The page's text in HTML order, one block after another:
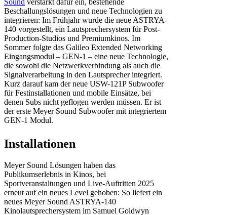
Sound verstärkt dafür ein, bestehende
Beschallungslösungen und neue Technologien zu
integrieren: Im Frühjahr wurde die neue ASTRYA-
140 vorgestellt, ein Lautsprechersystem für Post-
Production-Studios und Premiumkinos. Im
Sommer folgte das Galileo Extended Networking
Eingangsmodul – GEN-1 – eine neue Technologie,
die sowohl die Netzwerkverbindung als auch die
Signalverarbeitung in den Lautsprecher integriert.
Kurz darauf kam der neue USW-121P Subwoofer
für Festinstallationen und mobile Einsätze, bei
denen Subs nicht geflogen werden müssen. Er ist
der erste Meyer Sound Subwoofer mit integriertem
GEN-1 Modul.
Installationen
Meyer Sound Lösungen haben das
Publikumserlebnis in Kinos, bei
Sportveranstaltungen und Live-Auftritten 2025
erneut auf ein neues Level gehoben: So liefert ein
neues Meyer Sound ASTRYA-140
Kinolautsprechersystem im Samuel Goldwyn